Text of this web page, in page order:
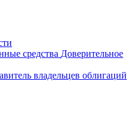
средства Доверительное
владельцев облигаций